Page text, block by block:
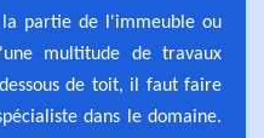
la partie de l'immeuble ou
multitude de travaux
de toit, il faut faire
dans le domaine.